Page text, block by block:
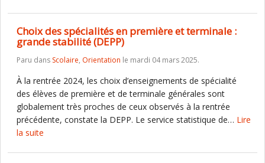
Choix des spécialités en première et terminale :
grande stabilité (DEPP)
Paru dans Scolaire, Orientation le mardi 04 mars 2025.
À la rentrée 2024, les choix d’enseignements de spécialité
des élèves de première et de terminale générales sont
globalement très proches de ceux observés à la rentrée
précédente, constate la DEPP. Le service statistique de… Lire
la suite